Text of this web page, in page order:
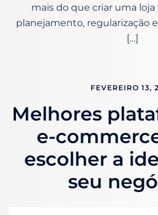
mais do que criar uma loja
planejamento, regularização
[…]
FEVEREIRO 13,
Melhores
e-
escolher a
seu